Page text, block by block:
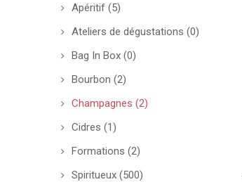
Apéritif (5)
Ateliers de dégustations (0)
Bag In Box (0)
Bourbon (2)
Champagnes (2)
Cidres (1)
Formations (2)
Spiritueux (500)